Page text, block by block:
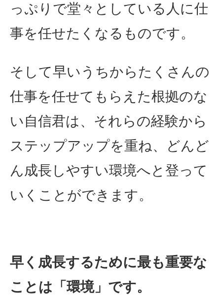
っぷりで堂々としている人に仕
事を任せたくなるものです。
そして早いうちからたくさんの
仕事を任せてもらえた根拠のな
い自信君は、それらの経験から
ステップアップを重ね、どんど
ん成長しやすい環境へと登って
いくことができます。
早く成長するために最も重要な
ことは「環境」です。